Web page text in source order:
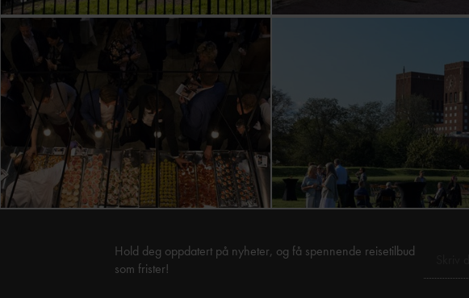
Hold deg oppdatert på nyheter, og få spennende reisetilbud
som frister!